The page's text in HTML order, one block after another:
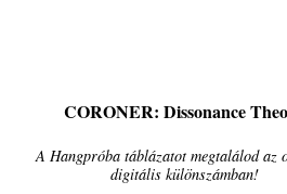
CORONER: Dissonance
A Hangpróba táblázatot megtalálod az
digitális különszámban!